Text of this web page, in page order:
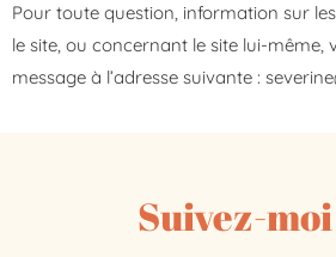
Pour toute question, information sur
le site, ou concernant le site lui-même,
message à l’adresse suivante :
Suivez-